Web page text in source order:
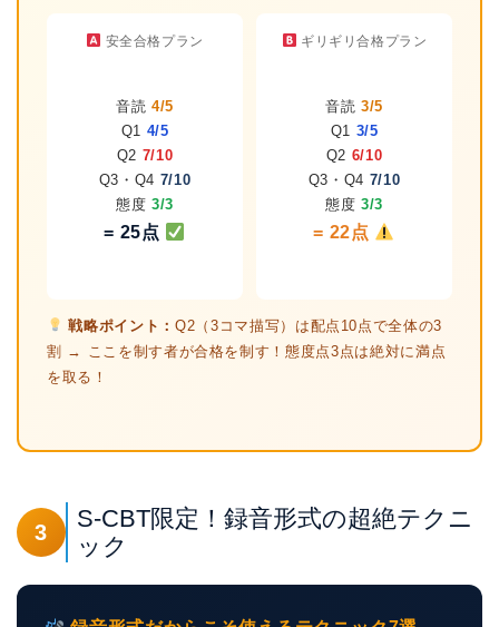
安全合格プラン
音読 4/5
Q1 4/5
Q2 7/10
Q3・Q4 7/10
態度 3/3
= 25点
ギリギリ合格プラン
音読 3/5
Q1 3/5
Q2 6/10
Q3・Q4 7/10
態度 3/3
= 22点
戦略ポイント：Q2（3コマ描写）は配点10点で全体の3
割 → ここを制す者が合格を制す！態度点3点は絶対に満点
を取る！
3
S-CBT限定！録音形式の超絶テクニ
ック